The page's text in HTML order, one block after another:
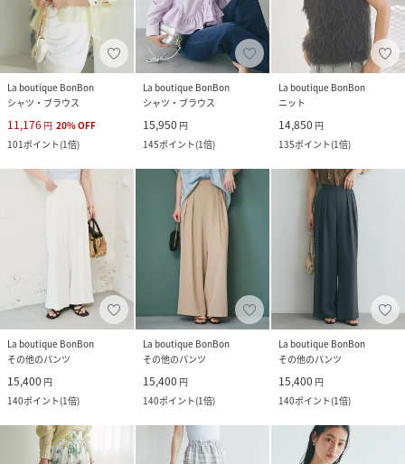
La boutique BonBon
シャツ・ブラウス
11,176 円 20%OFF
101ポイント(1倍)
La boutique BonBon
シャツ・ブラウス
15,950 円
145ポイント(1倍)
La boutique BonBon
ニット
14,850 円
135ポイント(1倍)
La boutique BonBon
その他のパンツ
15,400 円
140ポイント(1倍)
La boutique BonBon
その他のパンツ
15,400 円
140ポイント(1倍)
La boutique BonBon
その他のパンツ
15,400 円
140ポイント(1倍)